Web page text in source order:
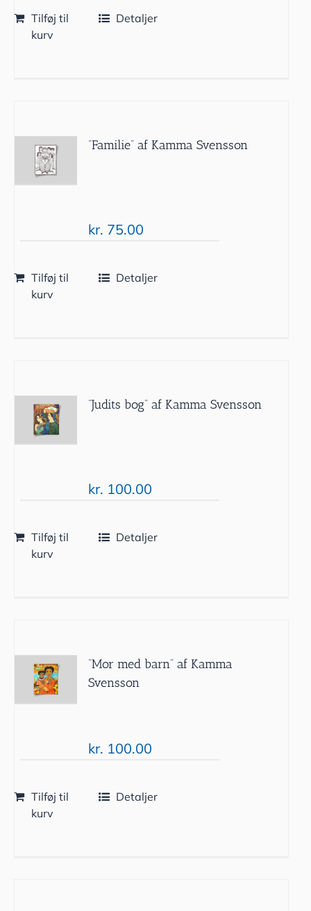
Tilføj til
kurv
Detaljer
”Familie” af Kamma Svensson
kr. 75.00
Tilføj til
kurv
Detaljer
”Judits bog” af Kamma Svensson
kr. 100.00
Tilføj til
kurv
Detaljer
”Mor med barn” af Kamma
Svensson
kr. 100.00
Tilføj til
kurv
Detaljer